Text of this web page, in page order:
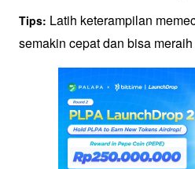
Tips: Latih keterampilan
semakin cepat dan bisa